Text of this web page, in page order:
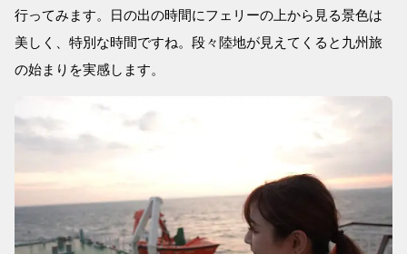
行ってみます。日の出の時間にフェリーの上から見る景色は
美しく、特別な時間ですね。段々陸地が見えてくると九州旅
の始まりを実感します。